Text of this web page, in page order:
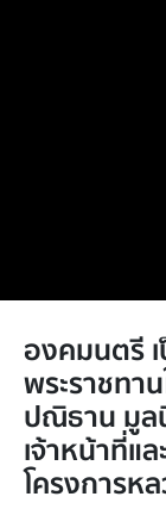
องคมนตรี
พระราชทา
ปณิธาน มูล
เจ้าหน้าที่
โครงการห